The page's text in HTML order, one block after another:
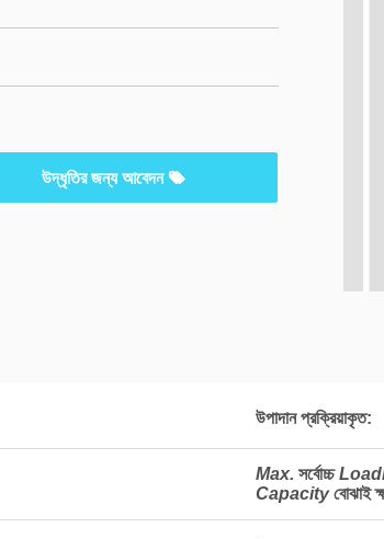
উদ্ধৃতির জন্য আবেদন
উপাদান প্রক্রিয়াকৃত:
Max. সর্বোচ্চ
Capacity বোঝাই